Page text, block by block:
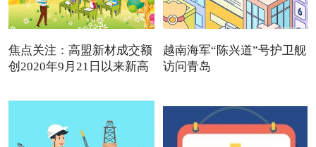
焦点关注：高盟新材成交额
创2020年9月21日以来新高
越南海军“陈兴道”号护卫舰
访问青岛